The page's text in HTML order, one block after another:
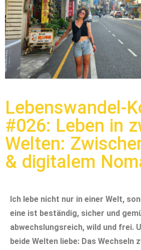
Lebenswandel-
#026: Leben in
Welten:
& digitalem
Ich lebe nicht nur in einer Welt,
eine ist beständig, sicher und
abwechslungsreich, wild und frei.
beide Welten liebe: Das Wechseln